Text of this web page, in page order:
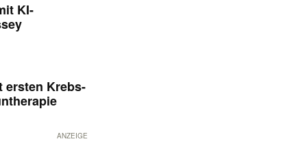
KI-
ersten Krebs-
ANZEIGE